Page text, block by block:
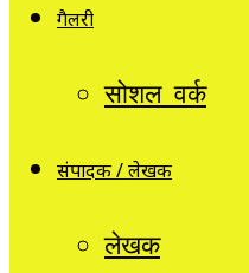
गैलरी
सोशल वर्क
संपादक / लेखक
लेखक